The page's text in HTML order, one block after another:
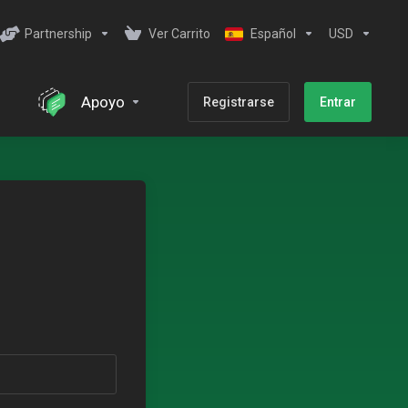
Partnership Ver Carrito Español USD
Apoyo Registrarse Entrar